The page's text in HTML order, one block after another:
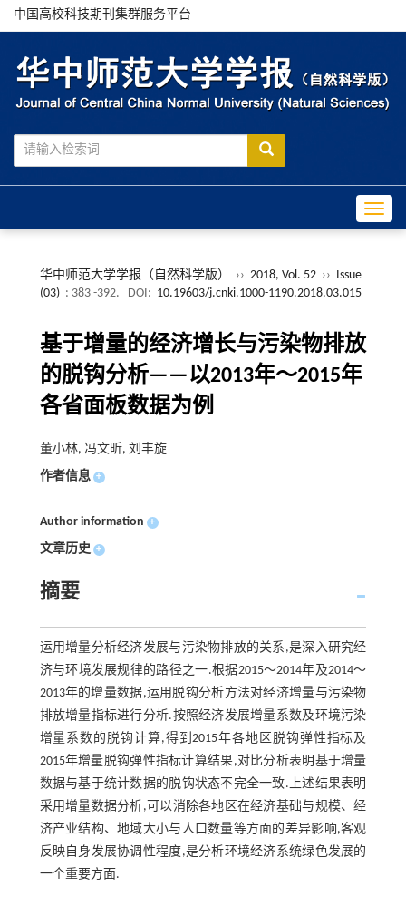
中国高校科技期刊集群服务平台
华中师范大学学报（自然科学版） ›› 2018, Vol. 52 ››
Issue
(03) : 383 -392. DOI: 10.19603/j.cnki.1000-1190.2018.03.015
基于增量的经济增长与污染物排放
的脱钩分析——以2013年～2015年
各省面板数据为例
董小林, 冯文昕, 刘丰旋
作者信息 +
Author information +
文章历史 +
摘要
运用增量分析经济发展与污染物排放的关系,是深入研究经
济与环境发展规律的路径之一.根据2015～2014年及2014～
2013年的增量数据,运用脱钩分析方法对经济增量与污染物
排放增量指标进行分析.按照经济发展增量系数及环境污染
增量系数的脱钩计算,得到2015年各地区脱钩弹性指标及
2015年增量脱钩弹性指标计算结果,对比分析表明基于增量
数据与基于统计数据的脱钩状态不完全一致.上述结果表明
采用增量数据分析,可以消除各地区在经济基础与规模、经
济产业结构、地域大小与人口数量等方面的差异影响,客观
反映自身发展协调性程度,是分析环境经济系统绿色发展的
一个重要方面.